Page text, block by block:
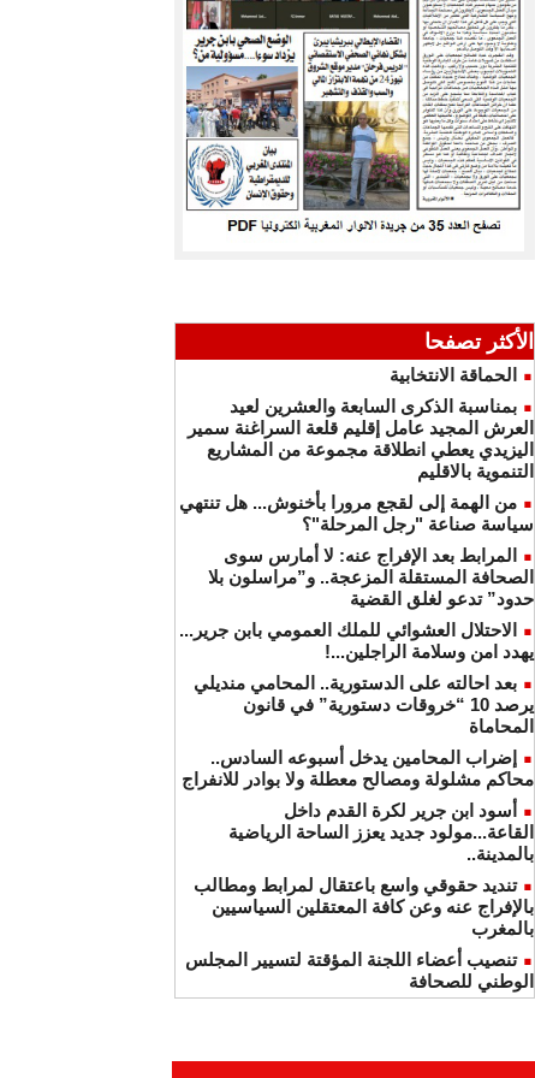
الأكثر تصفحا
الحماقة الانتخابية
بمناسبة الذكرى السابعة والعشرين لعيد
العرش المجيد عامل إقليم قلعة السراغنة سمير
اليزيدي يعطي انطلاقة مجموعة من المشاريع
التنموية بالاقليم
من الهمة إلى لقجع مرورا بأخنوش... هل تنتهي
سياسة صناعة "رجل المرحلة"؟
المرابط بعد الإفراج عنه: لا أمارس سوى
الصحافة المستقلة المزعجة.. و”مراسلون بلا
حدود” تدعو لغلق القضية
الاحتلال العشوائي للملك العمومي بابن جرير...
يهدد امن وسلامة الراجلين...!
بعد احالته على الدستورية.. المحامي منديلي
يرصد 10 “خروقات دستورية” في قانون
المحاماة
إضراب المحامين يدخل أسبوعه السادس..
محاكم مشلولة ومصالح معطلة ولا بوادر للانفراج
أسود ابن جرير لكرة القدم داخل
القاعة...مولود جديد يعزز الساحة الرياضية
بالمدينة..
تنديد حقوقي واسع باعتقال لمرابط ومطالب
بالإفراج عنه وعن كافة المعتقلين السياسيين
بالمغرب
تنصيب أعضاء اللجنة المؤقتة لتسيير المجلس
الوطني للصحافة